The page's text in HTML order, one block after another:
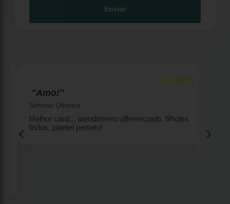
Enviar
☆☆☆☆☆
"Amo!"
Simone Oliveira
Melhor canil... atendimento diferenciado, filhotes
lindos, plantel perfeito!
‹ ›